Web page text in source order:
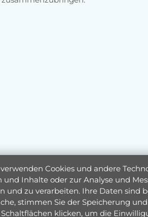
Cookies und andere
und Inhalte oder zur Analyse und
und zu verarbeiten. Ihre Daten
stimmen Sie der Speicherung
klicken, um die